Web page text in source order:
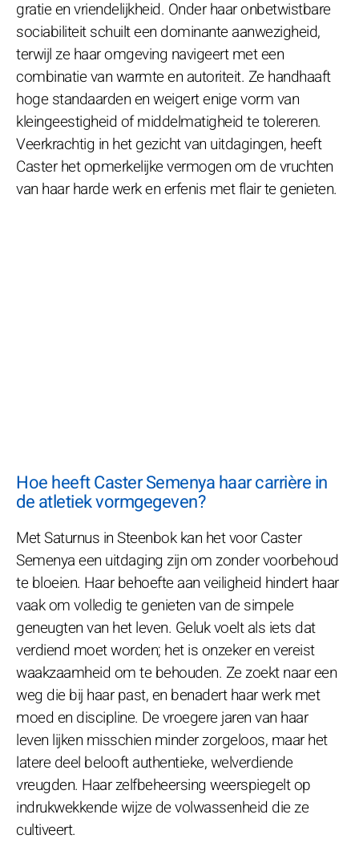
gratie en vriendelijkheid. Onder haar onbetwistbare
sociabiliteit schuilt een dominante aanwezigheid,
terwijl ze haar omgeving navigeert met een
combinatie van warmte en autoriteit. Ze handhaaft
hoge standaarden en weigert enige vorm van
kleingeestigheid of middelmatigheid te tolereren.
Veerkrachtig in het gezicht van uitdagingen, heeft
Caster het opmerkelijke vermogen om de vruchten
van haar harde werk en erfenis met flair te genieten.
Hoe heeft Caster Semenya haar carrière in
de atletiek vormgegeven?
Met Saturnus in Steenbok kan het voor Caster
Semenya een uitdaging zijn om zonder voorbehoud
te bloeien. Haar behoefte aan veiligheid hindert haar
vaak om volledig te genieten van de simpele
geneugten van het leven. Geluk voelt als iets dat
verdiend moet worden; het is onzeker en vereist
waakzaamheid om te behouden. Ze zoekt naar een
weg die bij haar past, en benadert haar werk met
moed en discipline. De vroegere jaren van haar
leven lijken misschien minder zorgeloos, maar het
latere deel belooft authentieke, welverdiende
vreugden. Haar zelfbeheersing weerspiegelt op
indrukwekkende wijze de volwassenheid die ze
cultiveert.